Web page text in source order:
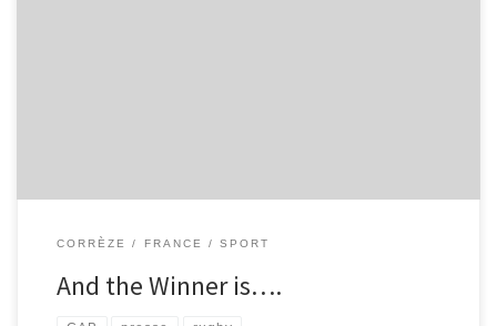
CORRÈZE FRANCE SPORT
And the Winner is….